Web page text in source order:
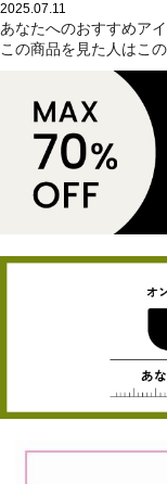
2025.07.11
あなたへのおすすめア
この商品を見た人はこ